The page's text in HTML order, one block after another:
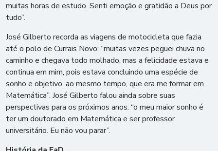
muitas horas de estudo. Senti emoção e gratidão a Deus por
tudo”.
José Gilberto recorda as viagens de motocicleta que fazia
até o polo de Currais Novo: “muitas vezes peguei chuva no
caminho e chegava todo molhado, mas a felicidade estava e
continua em mim, pois estava concluindo uma espécie de
sonho e objetivo, ao mesmo tempo, que era me formar em
Matemática”. José Gilberto falou ainda sobre suas
perspectivas para os próximos anos: “o meu maior sonho é
ter um doutorado em Matemática e ser professor
universitário. Eu não vou parar”.